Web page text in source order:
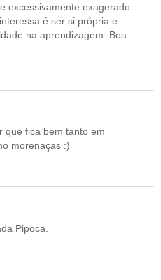
excessivamente exagerado.
é ser si própria e
na aprendizagem. Boa
que fica bem tanto em
morenaças :)
Pipoca.